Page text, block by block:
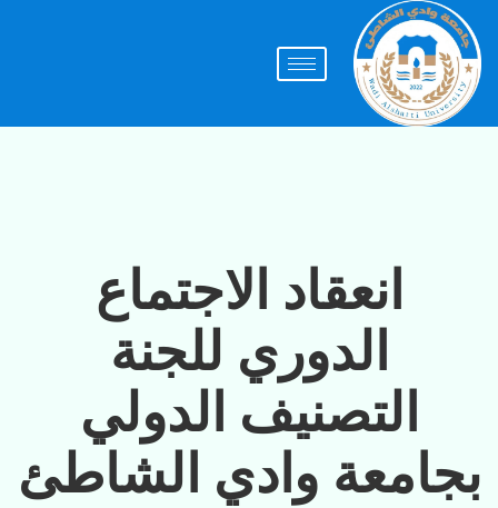
انعقاد الاجتماع
الدوري للجنة
التصنيف الدولي
بجامعة وادي الشاطئ